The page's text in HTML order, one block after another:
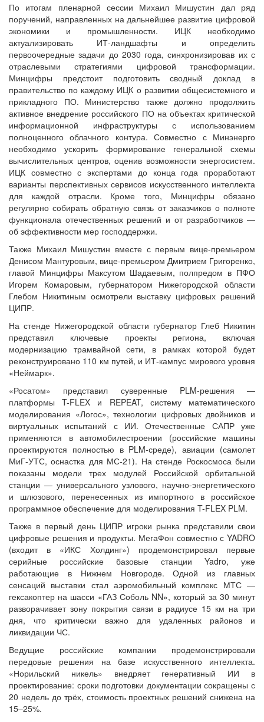
По итогам пленарной сессии Михаил Мишустин дал ряд
поручений, направленных на дальнейшее развитие цифровой
экономики и промышленности. ИЦК необходимо
актуализировать ИТ-ландшафты и определить
первоочередные задачи до 2030 года, синхронизировав их с
отраслевыми стратегиями цифровой трансформации.
Минцифры предстоит подготовить сводный доклад в
правительство по каждому ИЦК о развитии общесистемного и
прикладного ПО. Министерство также должно продолжить
активное внедрение российского ПО на объектах критической
информационной инфраструктуры с использованием
полноценного облачного контура. Совместно с Минэнерго
необходимо ускорить формирование генеральной схемы
вычислительных центров, оценив возможности энергосистем.
ИЦК совместно с экспертами до конца года проработают
варианты перспективных сервисов искусственного интеллекта
для каждой отрасли. Кроме того, Минцифры обязано
регулярно собирать обратную связь от заказчиков о полноте
функционала отечественных решений и от разработчиков —
об эффективности мер господдержки.
Также Михаил Мишустин вместе с первым вице-премьером
Денисом Мантуровым, вице-премьером Дмитрием Григоренко,
главой Минцифры Максутом Шадаевым, полпредом в ПФО
Игорем Комаровым, губернатором Нижегородской области
Глебом Никитиным осмотрели выставку цифровых решений
ЦИПР.
На стенде Нижегородской области губернатор Глеб Никитин
представил ключевые проекты региона, включая
модернизацию трамвайной сети, в рамках которой будет
реконструировано 110 км путей, и ИТ-кампус мирового уровня
«Неймарк».
«Росатом» представил суверенные PLM-решения —
платформы T-FLEX и REPEAT, систему математического
моделирования «Логос», технологии цифровых двойников и
виртуальных испытаний с ИИ. Отечественные САПР уже
применяются в автомобилестроении (российские машины
проектируются полностью в PLM-среде), авиации (самолет
МиГ-УТС, оснастка для МС-21). На стенде Роскосмоса были
показаны модели трех модулей Российской орбитальной
станции — универсального узлового, научно-энергетического
и шлюзового, перенесенных из импортного в российское
программное обеспечение для моделирования T-FLEX PLM.
Также в первый день ЦИПР игроки рынка представили свои
цифровые решения и продукты. МегаФон совместно с YADRO
(входит в «ИКС Холдинг») продемонстрировал первые
серийные российские базовые станции Yadro, уже
работающие в Нижнем Новгороде. Одной из главных
сенсаций выставки стал аэромобильный комплекс МТС —
гексакоптер на шасси «ГАЗ Соболь NN», который за 30 минут
разворачивает зону покрытия связи в радиусе 15 км на три
дня, что критически важно для удаленных районов и
ликвидации ЧС.
Ведущие российские компании продемонстрировали
передовые решения на базе искусственного интеллекта.
«Норильский никель» внедряет генеративный ИИ в
проектирование: сроки подготовки документации сокращены с
20 недель до трёх, стоимость проектных решений снижена на
15–25%.